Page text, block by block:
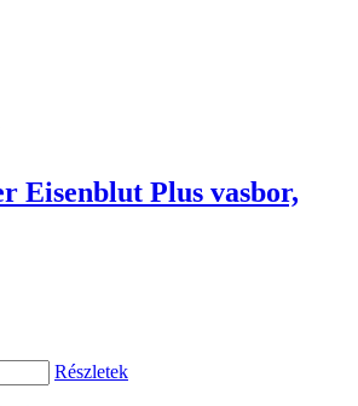
Eisenblut Plus vasbor,
Részletek